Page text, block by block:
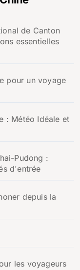
de Canton
essentielles
pour un voyage
: Météo Idéale et
Pudong :
d'entrée
depuis la
les voyageurs